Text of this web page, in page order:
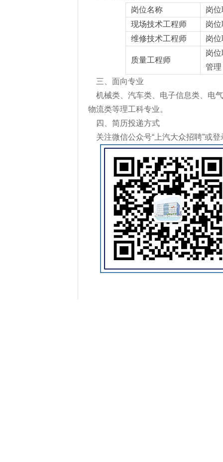
岗位名称
岗
现场技术工程师
岗
维修技术工程师
岗
质量工程师
岗
管理
三、面向专业
机械类、汽车类、电子信息类、电
物流类等理工科专业。
四、简历投递方式
关注微信公众号“上汽大众招聘”或